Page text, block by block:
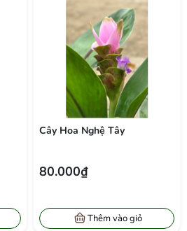
Cây Nguyệt Quế Thái Col
350.000₫
Thêm vào giỏ